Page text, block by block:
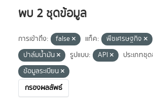
พบ 2 ชุดข้อมูล
การเข้าถึง: false แท็ค: พืชเศรษฐกิจ
ปาล์มน้ำมัน
รูปแบบ: API
ประเภทชุ
ข้อมูลระเบียน
กรองผลลัพธ์